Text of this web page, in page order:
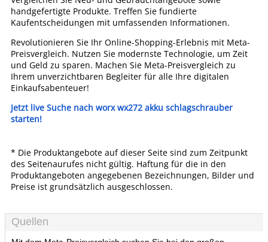
handgefertigte Produkte. Treffen Sie fundierte
Kaufentscheidungen mit umfassenden Informationen.
Revolutionieren Sie Ihr Online-Shopping-Erlebnis mit Meta-
Preisvergleich. Nutzen Sie modernste Technologie, um Zeit
und Geld zu sparen. Machen Sie Meta-Preisvergleich zu
Ihrem unverzichtbaren Begleiter für alle Ihre digitalen
Einkaufsabenteuer!
Jetzt live Suche nach worx wx272 akku schlagschrauber
starten!
* Die Produktangebote auf dieser Seite sind zum Zeitpunkt
des Seitenaurufes nicht gültig. Haftung für die in den
Produktangeboten angegebenen Bezeichnungen, Bilder und
Preise ist grundsätzlich ausgeschlossen.
Quellen